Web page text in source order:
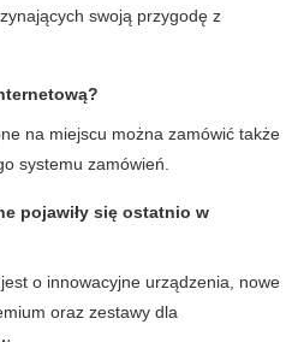
swoją przygodę z
na miejscu można zamówić także
systemu zamówień.
pojawiły się ostatnio w
o innowacyjne urządzenia, nowe
oraz zestawy dla